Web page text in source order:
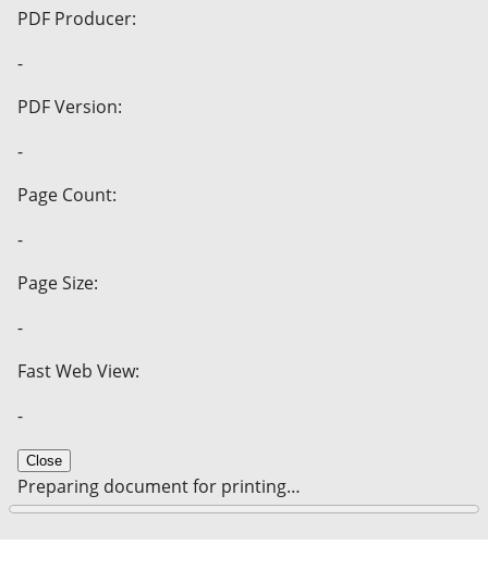
PDF Producer:
-
PDF Version:
-
Page Count:
-
Page Size:
-
Fast Web View:
-
Close
Preparing document for printing…